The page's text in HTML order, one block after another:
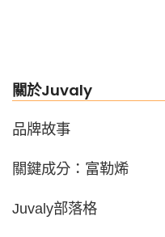
關於Juvaly
品牌故事
關鍵成分：富勒烯
Juvaly部落格